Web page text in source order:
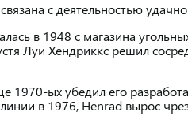
с деятельностью
в 1948 с магазина
Луи Хендриккс решил
1970-ых убедил его
в 1976, Henrad вырос